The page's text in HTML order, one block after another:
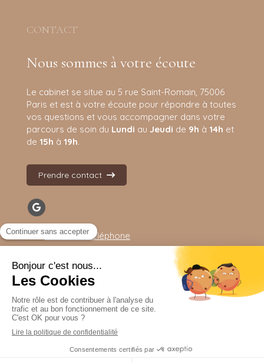
CONTACT
Nous sommes à votre écoute
Le cabinet se situe au 5 rue Saint-Romain, 75006
Paris et est à votre écoute pour répondre à toutes
vos questions et vous accompagner dans votre
parcours de soin du Lundi au Jeudi de 9h à 14h et
de 15h à 19h.
Prendre contact
Afficher le téléphone
Plan du site
Mentions légales
CGU